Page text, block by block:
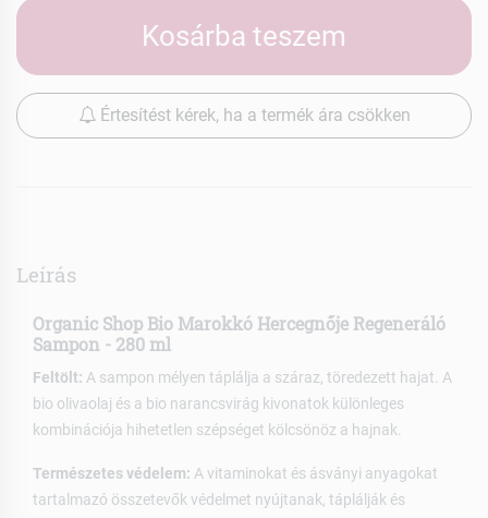
Kosárba teszem
Értesítést kérek, ha a termék ára csökken
Leírás
Organic Shop Bio Marokkó Hercegnője Regeneráló
Sampon - 280 ml
Feltölt: A sampon mélyen táplálja a száraz, töredezett hajat. A
bio olivaolaj és a bio narancsvirág kivonatok különleges
kombinációja hihetetlen szépséget kölcsönöz a hajnak.
Természetes védelem: A vitaminokat és ásványi anyagokat
tartalmazó összetevők védelmet nyújtanak, táplálják és